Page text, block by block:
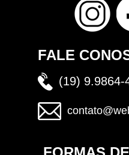
FALE
(19) 9.9864-